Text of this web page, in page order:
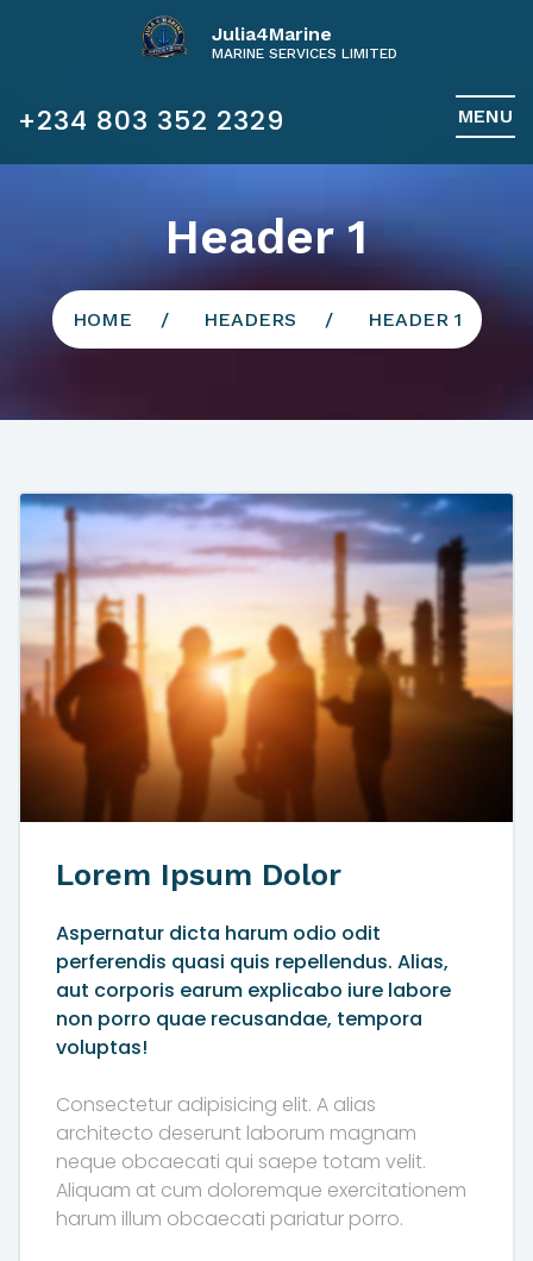
Julia4Marine
MARINE SERVICES LIMITED
+234 803 352 2329 MENU
Header 1
HOME HEADERS HEADER 1
Lorem Ipsum Dolor
Aspernatur dicta harum odio odit
perferendis quasi quis repellendus. Alias,
aut corporis earum explicabo iure labore
non porro quae recusandae, tempora
voluptas!
Consectetur adipisicing elit. A alias
architecto deserunt laborum magnam
neque obcaecati qui saepe totam velit.
Aliquam at cum doloremque exercitationem
harum illum obcaecati pariatur porro.